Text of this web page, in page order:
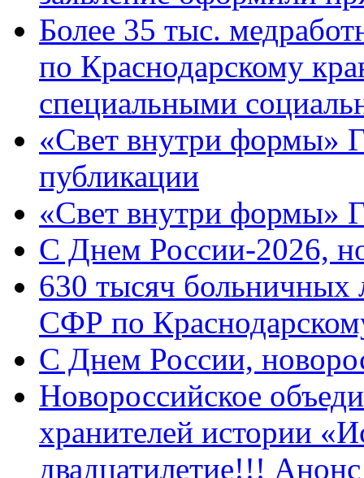
Более 35 тыс.
по Краснодарскому
специальными
«Свет внутри формы»
публикации
«Свет внутри формы»
C Днем России-2026,
630 тысяч больничных
СФР по
C Днем России,
Новороссийское
хранителей истории
двадцатилетие!!!